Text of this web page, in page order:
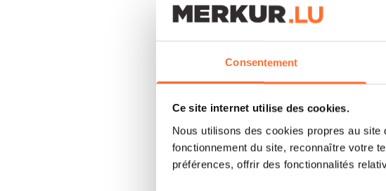
Consentement
Ce site internet utilise des cookies.
Nous utilisons des cookies propres au
fonctionnement du site, reconnaître votre
préférences, offrir des fonctionnalités
d’entrainement de grande
plus grand driving range du
Le golf : Un